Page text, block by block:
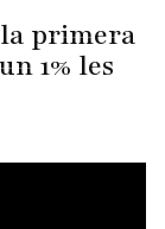
primera
1% les